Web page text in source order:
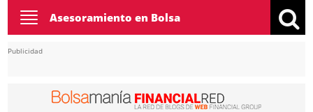
Toggle
navigation
Asesoramiento en Bolsa
Publicidad